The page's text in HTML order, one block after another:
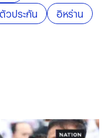
วประกัน อิหร่าน